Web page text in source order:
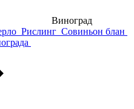
Виноград
Рислинг Совиньон блан